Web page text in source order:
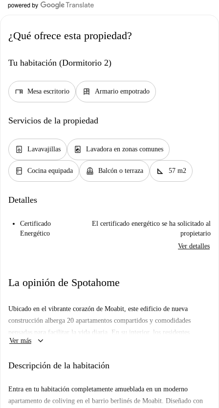
¿Qué ofrece esta propiedad?
Tu habitación (Dormitorio 2)
desk Mesa escritorio dresser Armario empotrado
Servicios de la propiedad
dishwasher_gen Lavavajillas local_laundry_service Lavadora en zonas comunes
kitchen Cocina equipada balcony Balcón o terraza square_foot 57 m2
Detalles
Certificado
Energético
El certificado energético se ha solicitado al
propietario
Ver detalles
La opinión de Spotahome
Ubicado en el vibrante corazón de Moabit, este edificio de nueva
construcción alberga 20 apartamentos compartidos y comodidades
pensadas para facilitar la vida diaria. En su interior, los residentes
pueden disfrutar de un tranquilo patio, una lavandería para mayor
quienes se desplazan en dos ruedas. Tanto si eres nuevo en Berlín como
es un punto a favor. Encontrarás la estación de U-Bahn (U9) de
Turmstraße a un corto paseo, lo que te permite acceder rápidamente a los
Ver más keyboard_arrow_down
Descripción de la habitación
Entra en tu habitación completamente amueblada en un moderno
apartamento de coliving en el barrio berlinés de Moabit. Diseñado con